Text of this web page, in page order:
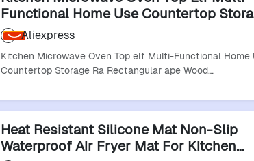
Functional Home Use Countertop
Rectangular Ape Wood Material IPX4
Aliexpress
Kitchen Microwave Oven Top elf Multi-Functional Home
Countertop Storage Ra Rectangular ape Wood…
Heat Resistant Silicone Mat Non-Slip
Waterproof Air Fryer Mat For Kitchen